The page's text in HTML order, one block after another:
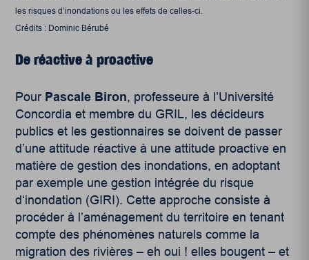
les risques d’inondations ou les effets de celles-ci.
Crédits : Dominic Bérubé
De réactive à proactive
Pour Pascale Biron, professeure à l’Université
Concordia et membre du GRIL, les décideurs
publics et les gestionnaires se doivent de passer
d’une attitude réactive à une attitude proactive en
matière de gestion des inondations, en adoptant
par exemple une gestion intégrée du risque
d‘inondation (GIRI). Cette approche consiste à
procéder à l’aménagement du territoire en tenant
compte des phénomènes naturels comme la
migration des rivières – eh oui ! elles bougent – et